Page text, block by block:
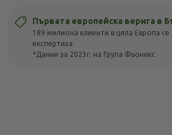
Първата европейска верига в
189 милиона клиенти в цяла Европа
експертиза.
*Данни за 2023г. на Група Фьоникс